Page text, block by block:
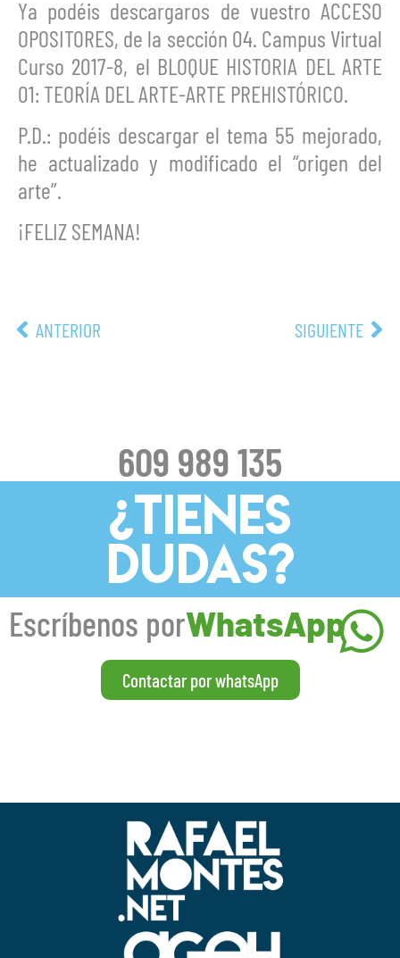
Ya podéis descargaros de vuestro ACCESO
OPOSITORES, de la sección 04. Campus Virtual
Curso 2017-8, el BLOQUE HISTORIA DEL ARTE
01: TEORÍA DEL ARTE-ARTE PREHISTÓRICO.
P.D.: podéis descargar el tema 55 mejorado,
he actualizado y modificado el “origen del
arte”.
¡FELIZ SEMANA!
ANTERIOR SIGUIENTE
609 989 135
¿TIENES
DUDAS?
Escríbenos porWhatsApp
Contactar por whatsApp